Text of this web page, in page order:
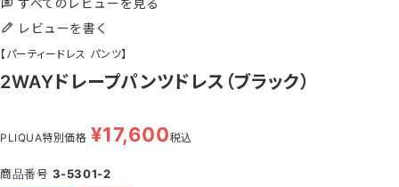
すべてのレビューを見る
レビューを書く
【パーティードレス パンツ】
2WAYドレープパンツドレス（ブラック）
PLIQUA特別価格 ¥17,600税込
商品番号 3-5301-2